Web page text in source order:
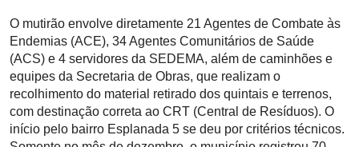
O mutirão envolve diretamente 21 Agentes de Combate às
Endemias (ACE), 34 Agentes Comunitários de Saúde
(ACS) e 4 servidores da SEDEMA, além de caminhões e
equipes da Secretaria de Obras, que realizam o
recolhimento do material retirado dos quintais e terrenos,
com destinação correta ao CRT (Central de Resíduos). O
início pelo bairro Esplanada 5 se deu por critérios técnicos.